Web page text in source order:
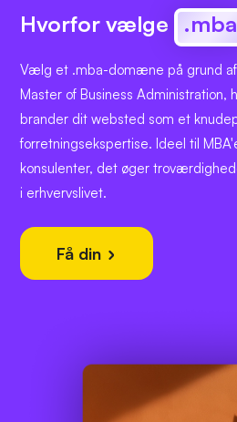
Hvorfor vælge .mba
Vælg et .mba-domæne på grund af
Master of Business Administration,
brander dit websted som et
forretningsekspertise. Ideel til
konsulenter, det øger
i erhvervslivet.
Få din